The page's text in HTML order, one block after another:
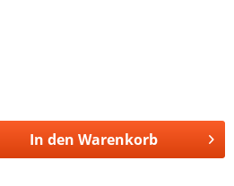
In den Warenkorb